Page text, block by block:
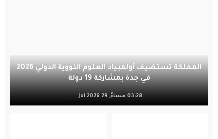
المملكة تستضيف أولمبياد العلوم النووية الدولي 2026
في جدة بمشاركة 19 دولة
03:28 مساءً, 29 Jul 2026